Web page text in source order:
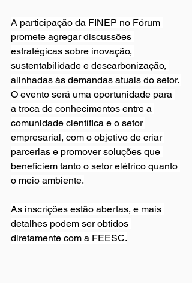
A participação da FINEP no Fórum
promete agregar discussões
estratégicas sobre inovação,
sustentabilidade e descarbonização,
alinhadas às demandas atuais do setor.
O evento será uma oportunidade para
a troca de conhecimentos entre a
comunidade científica e o setor
empresarial, com o objetivo de criar
parcerias e promover soluções que
beneficiem tanto o setor elétrico quanto
o meio ambiente.
As inscrições estão abertas, e mais
detalhes podem ser obtidos
diretamente com a FEESC.